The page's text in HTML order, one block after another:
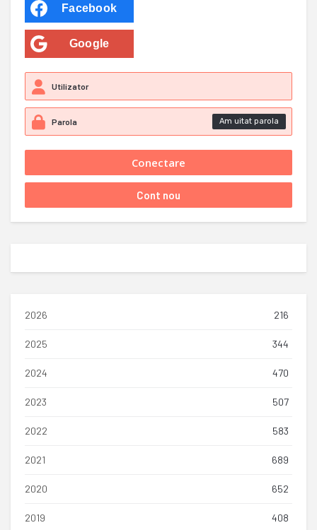
Facebook
Google
Am uitat parola
2026 216
2025 344
2024 470
2023 507
2022 583
2021 689
2020 652
2019 408